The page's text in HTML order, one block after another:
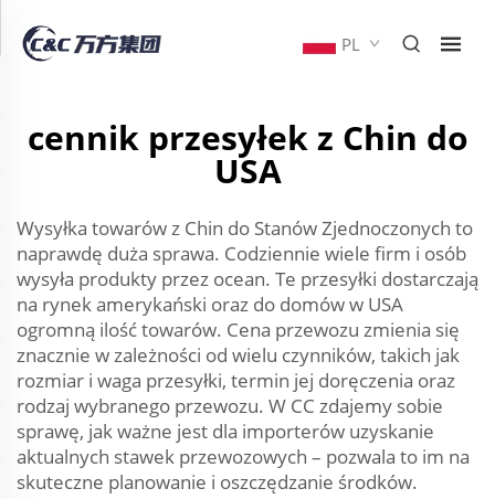
PL
cennik przesyłek z Chin do
USA
Wysyłka towarów z Chin do Stanów Zjednoczonych to
naprawdę duża sprawa. Codziennie wiele firm i osób
wysyła produkty przez ocean. Te przesyłki dostarczają
na rynek amerykański oraz do domów w USA
ogromną ilość towarów. Cena przewozu zmienia się
znacznie w zależności od wielu czynników, takich jak
rozmiar i waga przesyłki, termin jej doręczenia oraz
rodzaj wybranego przewozu. W CC zdajemy sobie
sprawę, jak ważne jest dla importerów uzyskanie
aktualnych stawek przewozowych – pozwala to im na
skuteczne planowanie i oszczędzanie środków.